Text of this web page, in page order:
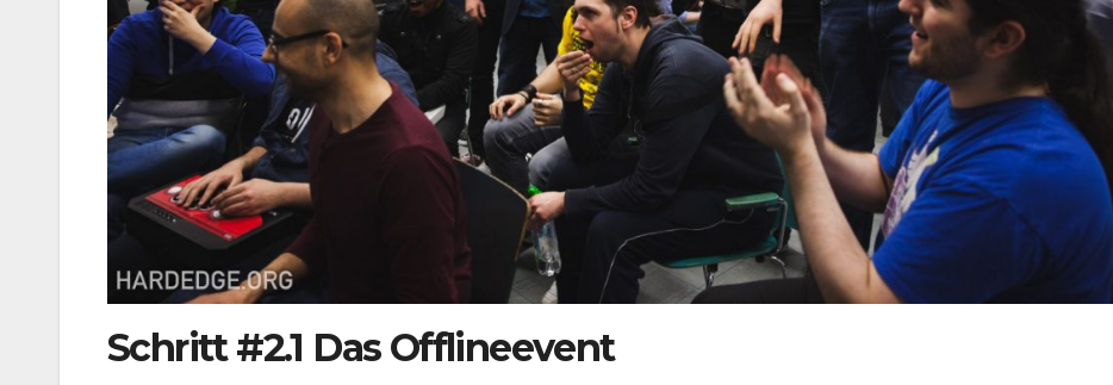
Schritt #2.1 Das Offlineevent